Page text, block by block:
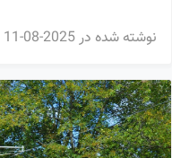
نوشته شده در2025-08-11